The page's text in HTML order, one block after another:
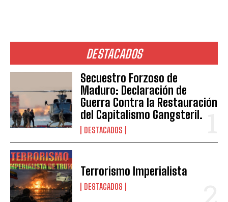
DESTACADOS
Secuestro Forzoso de
Maduro: Declaración de
Guerra Contra la Restauración
del Capitalismo Gangsteril.
DESTACADOS
Terrorismo Imperialista
DESTACADOS